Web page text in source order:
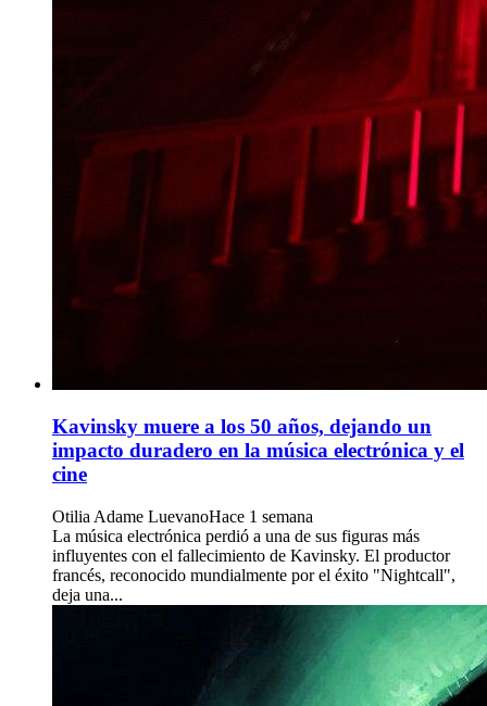
Kavinsky muere a los 50 años, dejando un
impacto duradero en la música electrónica y el
cine
Otilia Adame LuevanoHace 1 semana
La música electrónica perdió a una de sus figuras más
influyentes con el fallecimiento de Kavinsky. El productor
francés, reconocido mundialmente por el éxito "Nightcall",
deja una...